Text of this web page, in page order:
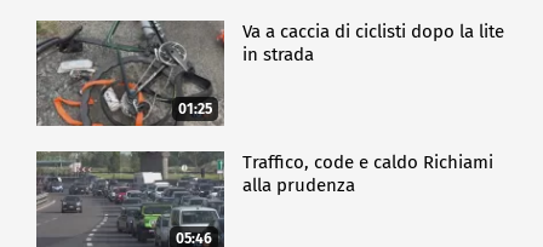
01:25
Va a caccia di ciclisti dopo la lite
in strada
05:46
Traffico, code e caldo Richiami
alla prudenza